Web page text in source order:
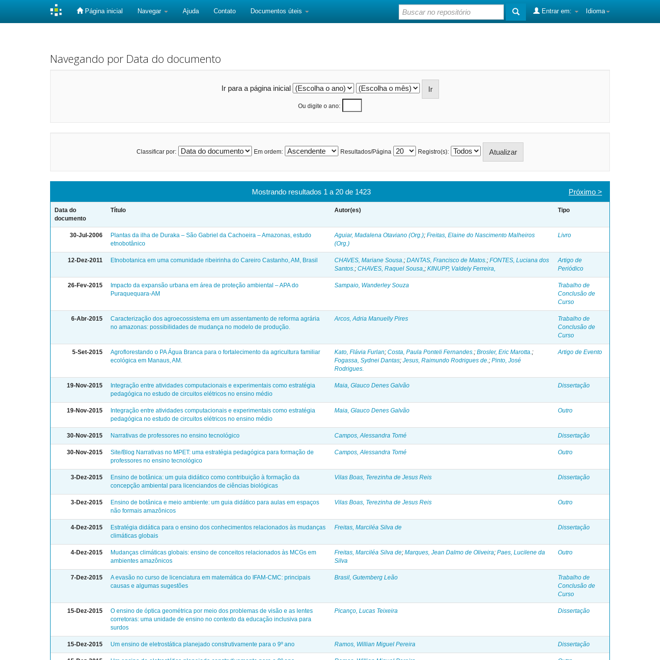
Página inicial Navegar Ajuda Contato Documentos úteis Idioma
Entrar em:
Navegando por Data do documento
Ir para a página inicial
Ou digite o ano:
Classificar por: Em ordem: Resultados/Página Registro(s):
Mostrando resultados 1 a 20 de 1423 Próximo >
Data do
documento
Título Autor(es) Tipo
30-Jul-2006
Plantas da ilha de Duraka – São Gabriel da Cachoeira – Amazonas, estudo
etnobotânico
Aguiar, Madalena Otaviano (Org.); Freitas, Elaine do Nascimento Malheiros
(Org.)
Livro
12-Dez-2011 Etnobotanica em uma comunidade ribeirinha do Careiro Castanho, AM, Brasil CHAVES, Mariane Sousa. ; DANTAS, Francisco de Matos. ; FONTES, Luciana dos
Santos. ; CHAVES, Raquel Sousa, ; KINUPP, Valdely Ferreira,
Artigo de
Periódico
26-Fev-2015
Impacto da expansão urbana em área de proteção ambiental – APA do
Puraquequara-AM
Sampaio, Wanderley Souza
Trabalho de
Conclusão de
Curso
6-Abr-2015
Caracterização dos agroecossistema em um assentamento de reforma agrária
no amazonas: possibilidades de mudança no modelo de produção.
Arcos, Adria Manuelly Pires
Trabalho de
Conclusão de
Curso
5-Set-2015
Agroflorestando o PA Água Branca para o fortalecimento da agricultura familiar
ecológica em Manaus, AM.
Kato, Flávia Furlan; Costa, Paula Ponteli Fernandes. ; Brosler, Eric Marotta. ;
Fogassa, Sydnei Dantas; Jesus, Raimundo Rodrigues de. ; Pinto, José
Rodrigues.
Artigo de Evento
19-Nov-2015
Integração entre atividades computacionais e experimentais como estratégia
pedagógica no estudo de circuitos elétricos no ensino médio
Maia, Glauco Denes Galvão Dissertação
19-Nov-2015
Integração entre atividades computacionais e experimentais como estratégia
pedagógica no estudo de circuitos elétricos no ensino médio
Maia, Glauco Denes Galvão Outro
30-Nov-2015 Narrativas de professores no ensino tecnológico Campos, Alessandra Tomé Dissertação
30-Nov-2015
Site/Blog Narrativas no MPET: uma estratégia pedagógica para formação de
professores no ensino tecnológico
Campos, Alessandra Tomé Outro
3-Dez-2015
Ensino de botânica: um guia didático como contribuição à formação da
concepção ambiental para licenciandos de ciências biológicas
Vilas Boas, Terezinha de Jesus Reis Dissertação
3-Dez-2015
Ensino de botânica e meio ambiente: um guia didático para aulas em espaços
não formais amazônicos
Vilas Boas, Terezinha de Jesus Reis Outro
4-Dez-2015
Estratégia didática para o ensino dos conhecimentos relacionados às mudanças
climáticas globais
Freitas, Marciléa Silva de Dissertação
4-Dez-2015
Mudanças climáticas globais: ensino de conceitos relacionados às MCGs em
ambientes amazônicos
Freitas, Marciléa Silva de; Marques, Jean Dalmo de Oliveira; Paes, Lucilene da
Silva
Outro
7-Dez-2015
A evasão no curso de licenciatura em matemática do IFAM-CMC: principais
causas e algumas sugestões
Brasil, Gutemberg Leão
Trabalho de
Conclusão de
Curso
15-Dez-2015
O ensino de óptica geométrica por meio dos problemas de visão e as lentes
corretoras: uma unidade de ensino no contexto da educação inclusiva para
surdos
Picanço, Lucas Teixeira Dissertação
15-Dez-2015 Um ensino de eletrostática planejado construtivamente para o 9º ano Ramos, Willian Miguel Pereira Dissertação